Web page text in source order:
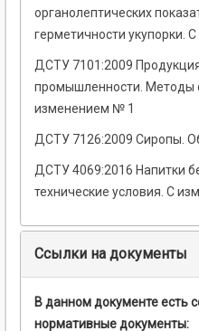
органолептических
герметичности укупорки.
ДСТУ 7101:2009
промышленности. Методы
изменением № 1
ДСТУ 7126:2009 Сиропы.
ДСТУ 4069:2016 Напитки
технические условия. С
Ссылки на документы
В данном документе есть
нормативные документы: